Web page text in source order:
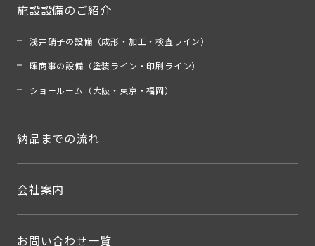
施設設備のご紹介
浅井硝子の設備（成形・加工・検査ライン）
暉商事の設備（塗装ライン・印刷ライン）
ショールーム（大阪・東京・福岡）
納品までの流れ
会社案内
お問い合わせ一覧